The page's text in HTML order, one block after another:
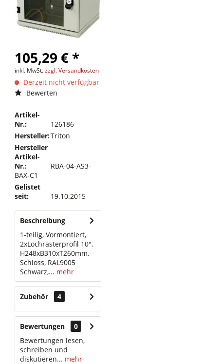
105,29 € *
inkl. MwSt.zzgl. Versandkosten
Derzeit nicht verfügbar
Bewerten
Artikel-
Nr.:
126186
Hersteller:Triton
Hersteller
Artikel-
Nr.:
RBA-04-AS3-
BAX-C1
Gelistet
seit:
19.10.2015
Beschreibung
1-teilig, Vormontiert,
2xLochrasterprofil 10",
H248xB310xT260mm,
Schloss, RAL9005
Schwarz,... mehr
Zubehör 4
Bewertungen
0
Bewertungen lesen,
schreiben und
diskutieren... mehr